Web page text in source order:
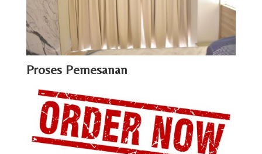
Proses Pemesanan